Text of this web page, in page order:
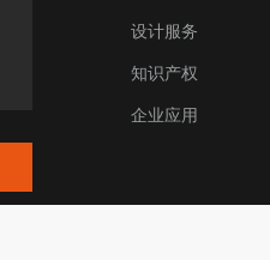
设计服务
知识产权
企业应用